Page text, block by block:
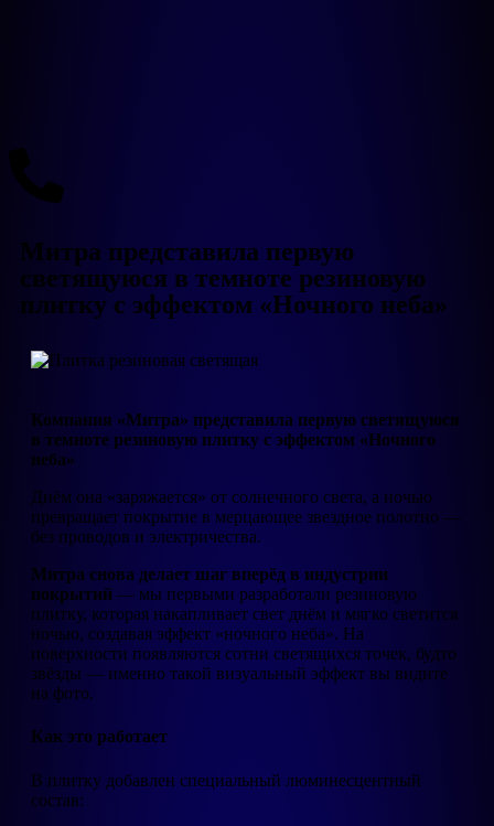
Митра представила первую
светящуюся в темноте резиновую
плитку с эффектом «Ночного неба»
Компания «Митра» представила первую светящуюся
в темноте резиновую плитку с эффектом «Ночного
неба»
Днём она «заряжается» от солнечного света, а ночью
превращает покрытие в мерцающее звездное полотно —
без проводов и электричества.
Митра снова делает шаг вперёд в индустрии
покрытий — мы первыми разработали резиновую
плитку, которая накапливает свет днём и мягко светится
ночью, создавая эффект «ночного неба». На
поверхности появляются сотни светящихся точек, будто
звёзды — именно такой визуальный эффект вы видите
на фото.
Как это работает
В плитку добавлен специальный люминесцентный
состав: